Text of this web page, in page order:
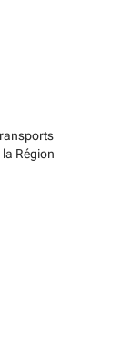
Région